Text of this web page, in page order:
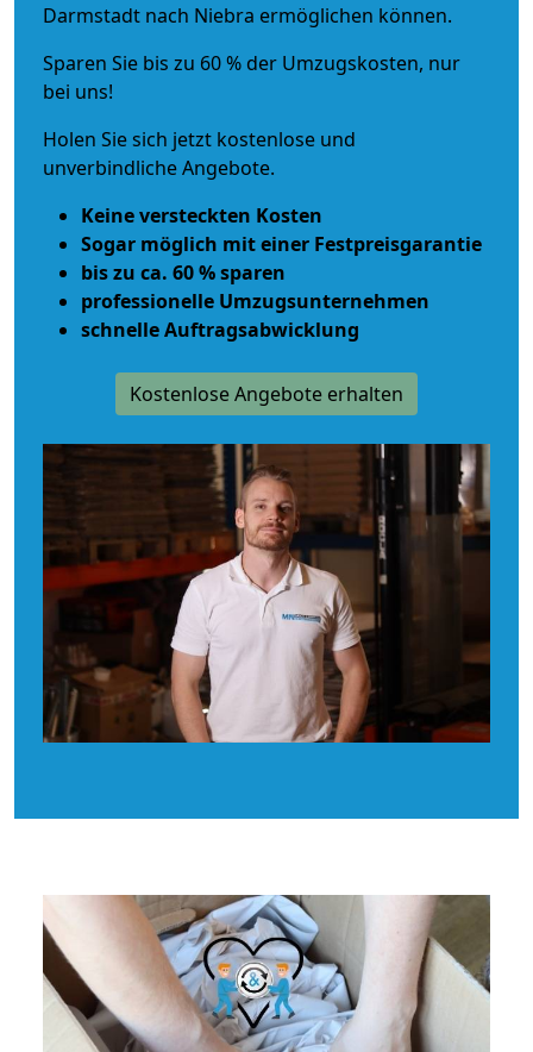
Darmstadt nach Niebra ermöglichen können.
Sparen Sie bis zu 60 % der Umzugskosten, nur
bei uns!
Holen Sie sich jetzt kostenlose und
unverbindliche Angebote.
Keine versteckten Kosten
Sogar möglich mit einer Festpreisgarantie
bis zu ca. 60 % sparen
professionelle Umzugsunternehmen
schnelle Auftragsabwicklung
Kostenlose Angebote erhalten